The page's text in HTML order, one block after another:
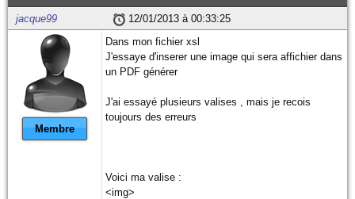
jacque99 12/01/2013 à 00:33:25
Membre
Dans mon fichier xsl
J'essaye d'inserer une image qui sera affichier dans
un PDF générer
J'ai essayé plusieurs valises , mais je recois
toujours des erreurs
Voici ma valise :
<img>